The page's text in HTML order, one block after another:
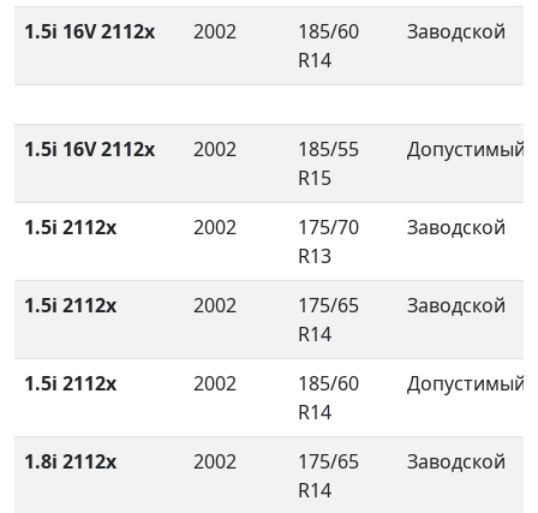
1.5i 16V 2112x 2002
185/60
R14
Заводской
1.5i 16V 2112x 2002
185/55
R15
Допустимый
1.5i 2112x 2002
175/70
R13
Заводской
1.5i 2112x 2002
175/65
R14
Заводской
1.5i 2112x 2002
185/60
R14
Допустимый
1.8i 2112x 2002
175/65
R14
Заводской